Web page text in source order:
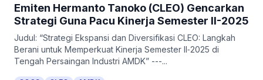
Emiten Hermanto Tanoko (CLEO) Gencarkan
Strategi Guna Pacu Kinerja Semester II-2025
Judul: “Strategi Ekspansi dan Diversifikasi CLEO: Langkah
Berani untuk Memperkuat Kinerja Semester II‑2025 di
Tengah Persaingan Industri AMDK” ---...